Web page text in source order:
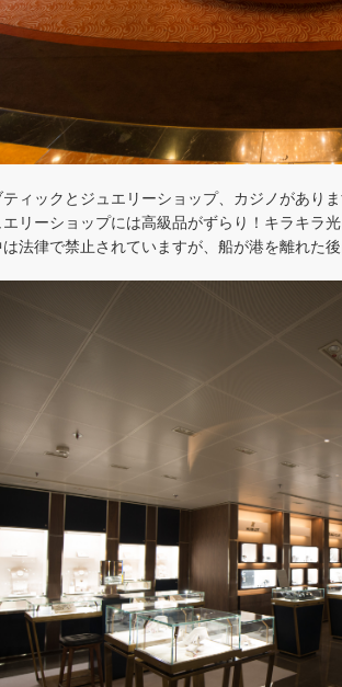
ィックとジュエリーショップ、 カジノがありま
リーショップには高級品がずらり！ キラキラ
法律で禁止されていますが、 船が港を離れた